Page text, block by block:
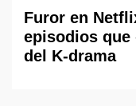
Furor en
episodios que
del K-drama